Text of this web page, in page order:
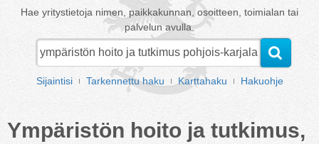
Hae yritystietoja nimen, paikkakunnan, osoitteen, toimialan tai
palvelun avulla.
Sijaintisi Tarkennettu haku Karttahaku Hakuohje
Ympäristön hoito ja tutkimus,